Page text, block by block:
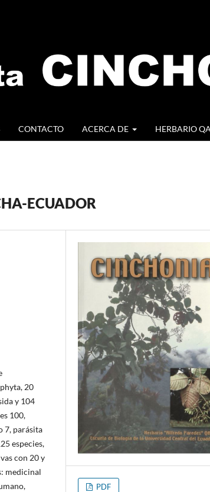
CONTACTO ACERCA DE HERBARIO
ECUADOR
20
y 104
100,
7, parásita
especies,
con 20 y
medicinal
PDF